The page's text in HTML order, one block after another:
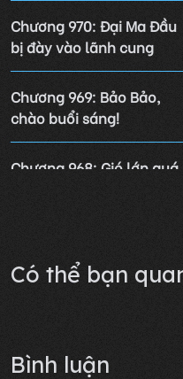
Chương 970: Đại Ma Đầu
bị đày vào lãnh cung
Chương 969: Bảo Bảo,
chào buổi sáng!
Chương 968: Gió lớn quá
Có thể bạn
Bình luận